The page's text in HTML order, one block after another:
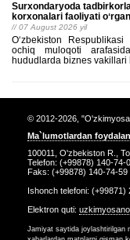
Surxondaryoda
korxonalari faoliyati
// 07 August 2026 yil
Oʻzbekiston
ochiq muloqoti
hududlarda biznes
© 2012-2026,
Ma`lumotlardan
100011, O'zbekiston R.,
Telefon: (+99878) 140-74-
Faks: (+99878) 140-74-59
Ishonch telefoni: (+99871)
Elektron quti:
Jamiyat saytida joylashtirilgan